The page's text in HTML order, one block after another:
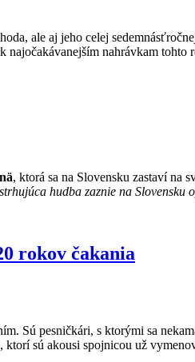
ale aj jeho celej
najočakávanejším nahrávkam tohto
, ktorá sa na Slovensku zastaví na
hudba zaznie na
rokov čakania
Sú pesničkári, s ktorými sa
sú akousi spojnicou už